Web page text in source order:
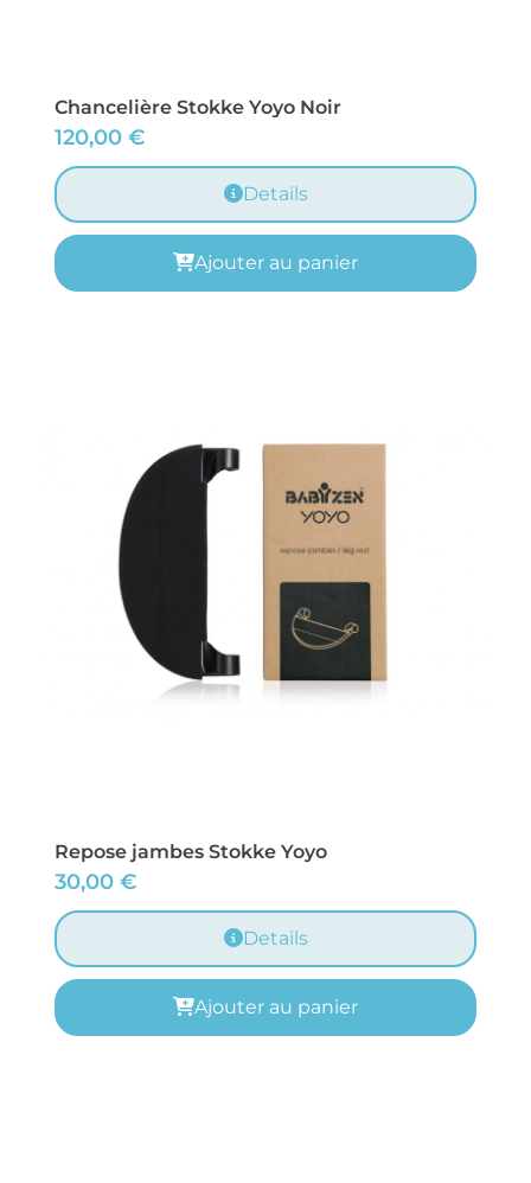
Chancelière Stokke Yoyo Noir
120,00 €
Details
Ajouter au panier
Repose jambes Stokke Yoyo
30,00 €
Details
Ajouter au panier